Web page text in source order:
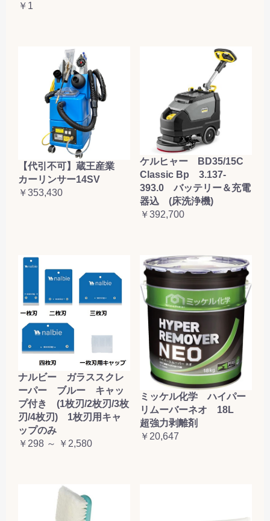
￥1
【代引不可】蔵王産業
カーリンサー14SV
￥353,430
ケルヒャー BD35/15C
Classic Bp 3.137-
393.0 バッテリー＆充電
器込 (床洗浄機)
￥392,700
ナルビー ガラススクレ
ーパー ブルー キャッ
プ付き (1枚刃/2枚刃/3枚
刃/4枚刃) 1枚刃用キャ
ップのみ
￥298 ～ ￥2,580
ミッケル化学 ハイパー
リムーバーネオ 18L
超強力剥離剤
￥20,647